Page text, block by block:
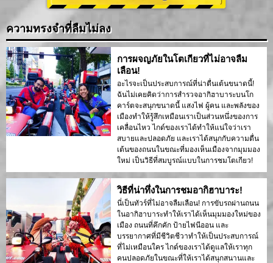
ความทรงจำที่ลืมไม่ลง
การผจญภัยในโตเกียวที่ไม่อาจลืม
เลือน!
อะไรจะเป็นประสบการณ์ที่น่าตื่นเต้นขนาดนี้!
ฉันไม่เคยคิดว่าการสำรวจอากิฮาบาระบนโก
คาร์ตจะสนุกขนาดนี้ แสงไฟ ผู้คน และพลังของ
เมืองทำให้รู้สึกเหมือนเราเป็นส่วนหนึ่งของการ
เคลื่อนไหว ไกด์ของเราได้ทำให้แน่ใจว่าเรา
สบายและปลอดภัย และเราได้สนุกกับความตื่น
เต้นของถนนในขณะที่มองเห็นเมืองจากมุมมอง
ใหม่ เป็นวิธีที่สมบูรณ์แบบในการชมโตเกียว!
วิธีที่น่าทึ่งในการชมอากิฮาบาระ!
นี่เป็นทัวร์ที่ไม่อาจลืมเลือน! การขับรถผ่านถนน
ในอากิฮาบาระทำให้เราได้เห็นมุมมองใหม่ของ
เมือง ถนนที่คึกคัก ป้ายไฟนีออน และ
บรรยากาศที่มีชีวิตชีวาทำให้เป็นประสบการณ์
ที่ไม่เหมือนใคร ไกด์ของเราได้ดูแลให้เราทุก
คนปลอดภัยในขณะที่ให้เราได้สนุกสนานและ